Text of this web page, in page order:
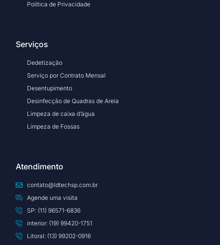
Politica de Privacidade
Serviços
Dedetização
Serviço por Contrato Mensal
Desentupimento
Desinfecção de Quadras de Areia
Limpeza de caixa d’água
Limpeza de Fossas
Atendimento
contato@ldtechsp.com.br
Agende uma visita
SP: (11) 96571-6836
interior: (19) 99420-1751
Litoral: (13) 99202-0916